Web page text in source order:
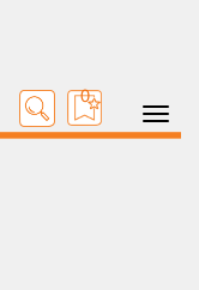
Toggle
0